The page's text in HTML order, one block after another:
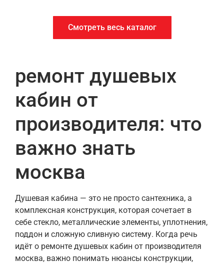
Смотреть весь каталог
ремонт душевых
кабин от
производителя: что
важно знать
москва
Душевая кабина — это не просто сантехника, а
комплексная конструкция, которая сочетает в
себе стекло, металлические элементы, уплотнения,
поддон и сложную сливную систему. Когда речь
идёт о ремонте душевых кабин от производителя
москва, важно понимать нюансы конструкции,